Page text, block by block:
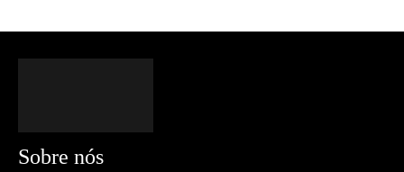
Sobre nós